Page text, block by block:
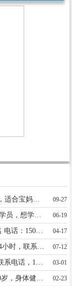
招聘兼职，日结工资，要求女年龄20-40，适合宝妈陪读。居家工作，时间自由，一天纯收入几百块钱，有想做的联系我V：13214651382 09-27
艺剪凡丝理发工作室招聘: 实习发型师，学员，想学技术进阶、快速成长的来，长期发展优先！供饭 地址: 四小学东一百米 艺剪凡丝理发店。☎️ 16645625559 06-19
招聘厨房打荷一名，厨师一名，学徒一名 电话：15045549995 04-17
07-12
03-01
02-23